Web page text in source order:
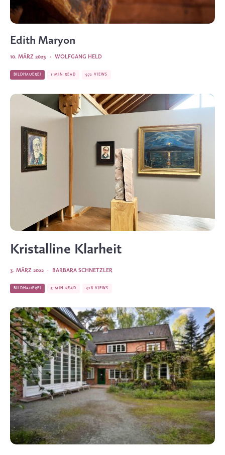
Edith Maryon
WOLFGANG HELD
·
10. MÄRZ 2023
BILDHAUEREI 1 MIN READ 972 VIEWS
Kristalline Klarheit
BARBARA SCHNETZLER
·
3. MÄRZ 2022
BILDHAUEREI 5 MIN READ 428 VIEWS